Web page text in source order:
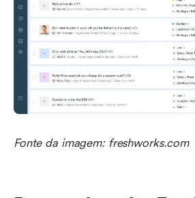
Fonte da imagem: freshworks.com